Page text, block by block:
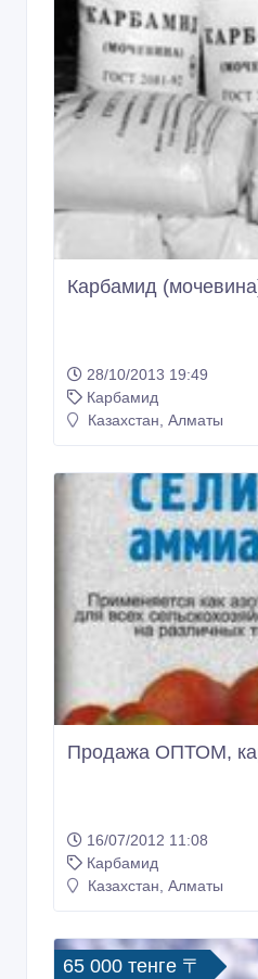
Карбамид
28/10/2013 19:49
Карбамид
Казахстан, Алматы
Продажа ОПТОМ,
16/07/2012 11:08
Карбамид
Казахстан, Алматы
65 000 тенге 〒